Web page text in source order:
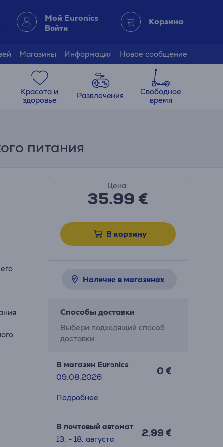
Мой Euronics
Войти
Корзина
Магазины Информация Новое сообщение
Красота и
здоровье
Развлечения
Свободное
время
питания
Цена:
35.99€
В корзину
Наличие в магазинах
Способы доставки
Выбери подходящий способ
доставки
В магазин Euronics
09.08.2026
0 €
Подробнее
В почтовый автомат
13. - 18. августа
2.99 €